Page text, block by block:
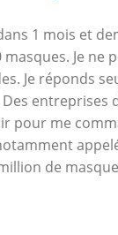
1 mois et
Je ne
Je réponds
entreprises
pour me
de